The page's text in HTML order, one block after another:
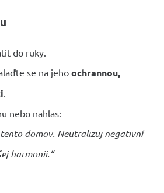
do ruky.
se na jeho ochrannou,
.
nebo nahlas:
domov. Neutralizuj negativní
harmonii.“